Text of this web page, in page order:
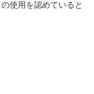
使用を認めていると